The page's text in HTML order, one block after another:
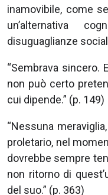
inamovibile, come
un’alternativa
disuguaglianze
“Sembrava sincero.
non può certo
cui dipende.” (p. 149)
“Nessuna
proletario, nel
dovrebbe sempre
non ritorno di
del suo.” (p. 363)